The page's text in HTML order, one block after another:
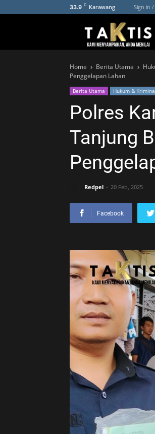
33.9 C Karawang Sign in /
Home Berita Utama
Penggelapan Lahan
Berita Utama Hukum &
Polres
Tanjung
Redpel 20 Feb, 2025
Facebook